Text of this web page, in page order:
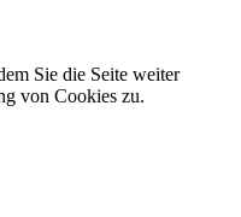
Sie die Seite weiter
von Cookies zu.